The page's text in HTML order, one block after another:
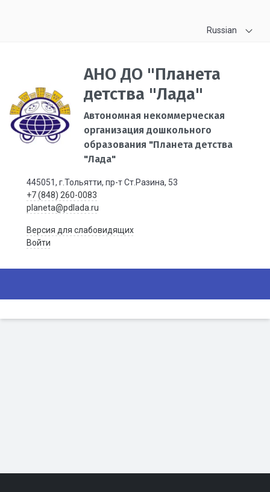
Russian
АНО ДО "Планета
детства "Лада"
Автономная некоммерческая
организация дошкольного
образования "Планета детства
"Лада"
445051, г.Тольятти, пр-т Ст.Разина, 53
+7 (848) 260-0083
planeta@pdlada.ru
Версия для слабовидящих
Войти